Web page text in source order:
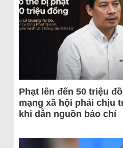
Phạt lên đến 50 triệu
mạng xã hội phải chịu
khi dẫn nguồn báo chí